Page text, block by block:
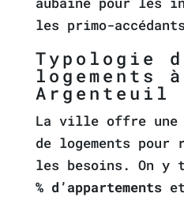
les primo-
Typologie
logements à
Argenteuil
La ville offre une
de logements pour
les besoins. On y
% d’appartementset